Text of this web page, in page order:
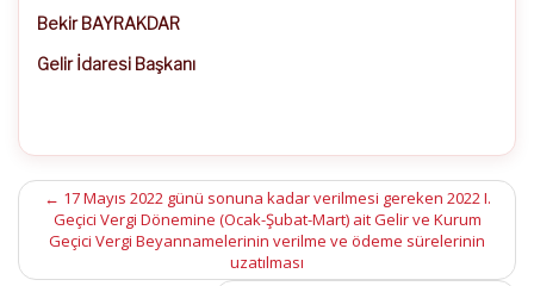
Bekir BAYRAKDAR
Gelir İdaresi Başkanı
Post
navigation
← 17 Mayıs 2022 günü sonuna kadar verilmesi gereken 2022 I.
Geçici Vergi Dönemine (Ocak-Şubat-Mart) ait Gelir ve Kurum
Geçici Vergi Beyannamelerinin verilme ve ödeme sürelerinin
uzatılması